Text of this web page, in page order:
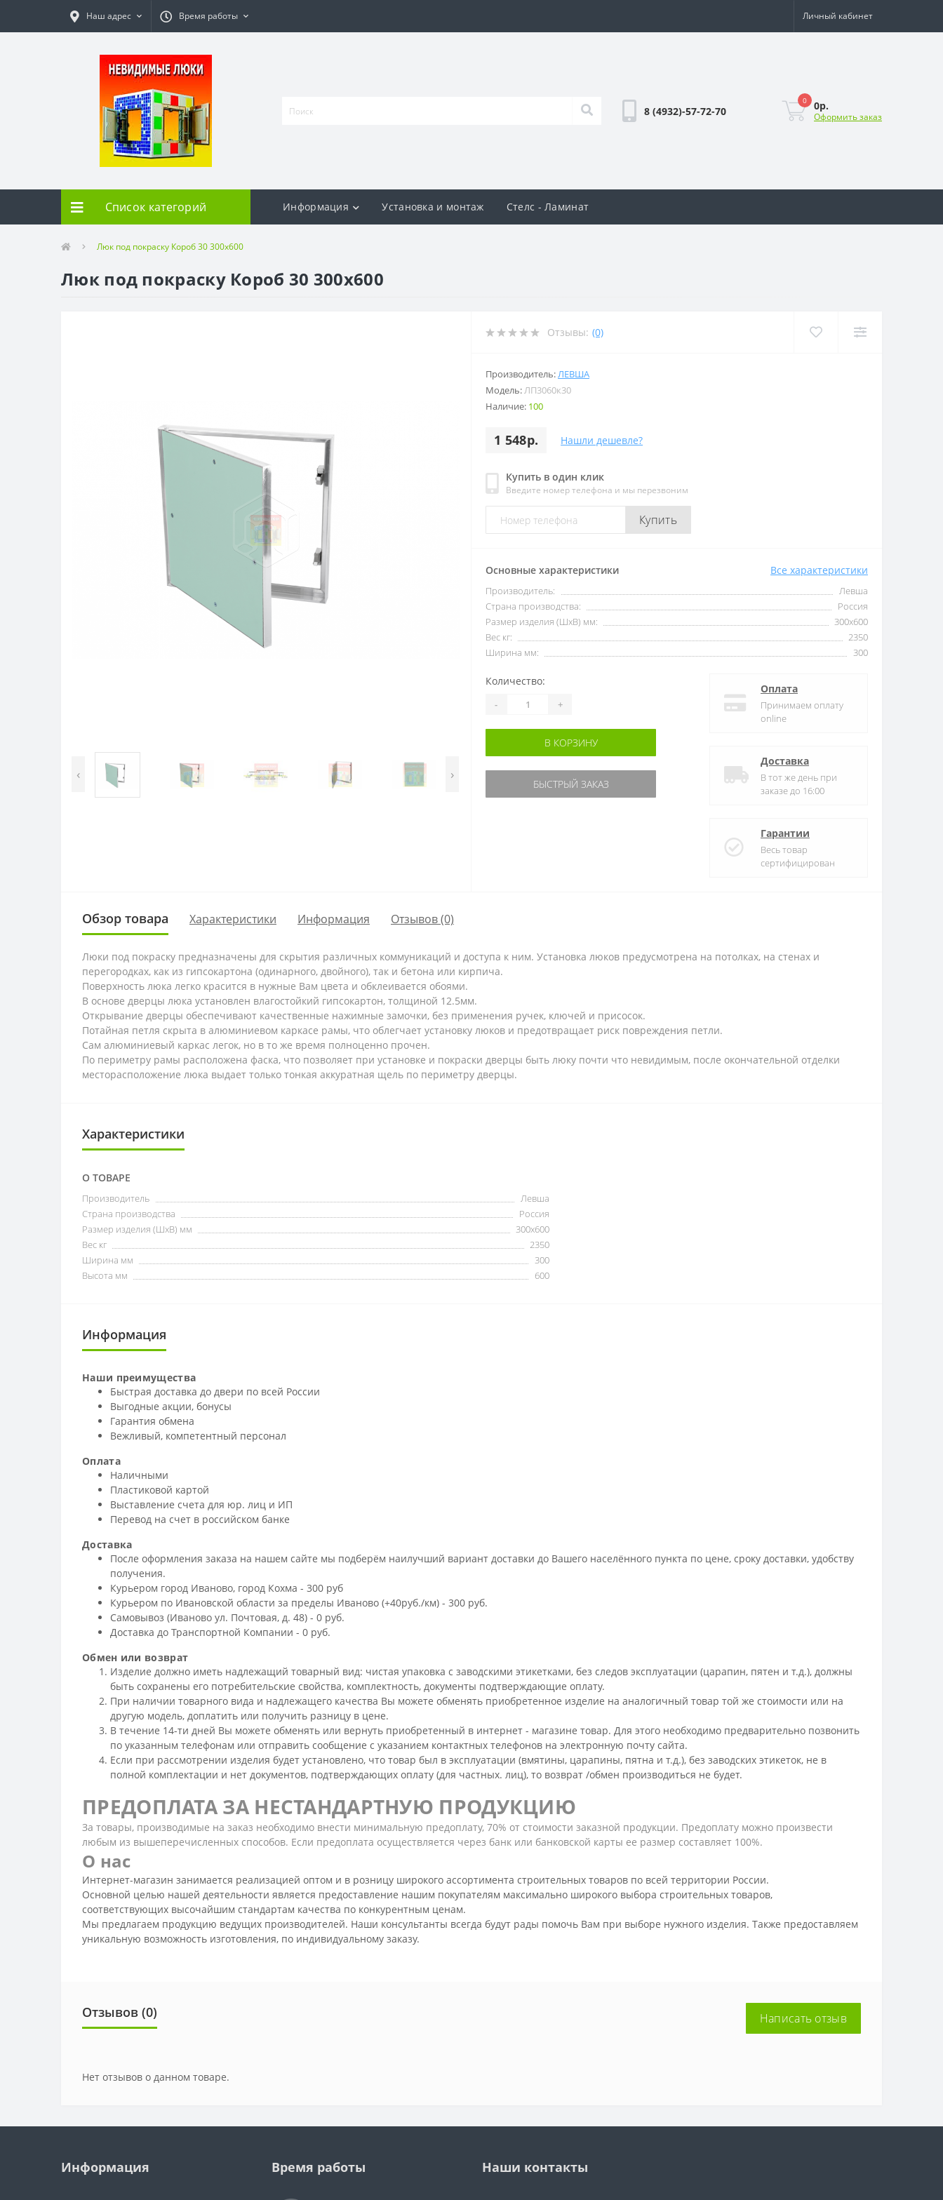
Наш адрес Время работы Личный кабинет
8 (4932)-57-72-70
0 0р.
Оформить заказ
Список категорий Информация Установка и монтаж Стелс - Ламинат
Люк под покраску Короб 30 300х600
Люк под покраску Короб 30 300х600
‹ ›
Отзывы: (0)
Производитель:ЛЕВША
Модель:ЛП3060к30
Наличие: 100
1 548р. Нашли дешевле?
Купить в один клик
Введите номер телефона и мы перезвоним
Купить
Основные характеристики Все характеристики
Производитель:
Левша
Страна производства:
Россия
Размер изделия (ШхВ) мм:
300х600
Вес кг:
2350
Ширина мм:
300
Количество:
- +
В КОРЗИНУ
БЫСТРЫЙ ЗАКАЗ
Оплата
Принимаем оплату
online
Доставка
В тот же день при
заказе до 16:00
Гарантии
Весь товар
сертифицирован
Обзор товара Характеристики Информация Отзывов (0)
Люки под покраску предназначены для скрытия различных коммуникаций и доступа к ним. Установка люков предусмотрена на потолках, на стенах и
перегородках, как из гипсокартона (одинарного, двойного), так и бетона или кирпича.
Поверхность люка легко красится в нужные Вам цвета и обклеивается обоями.
В основе дверцы люка установлен влагостойкий гипсокартон, толщиной 12.5мм.
Открывание дверцы обеспечивают качественные нажимные замочки, без применения ручек, ключей и присосок.
Потайная петля скрыта в алюминиевом каркасе рамы, что облегчает установку люков и предотвращает риск повреждения петли.
Сам алюминиевый каркас легок, но в то же время полноценно прочен.
По периметру рамы расположена фаска, что позволяет при установке и покраски дверцы быть люку почти что невидимым, после окончательной отделки
месторасположение люка выдает только тонкая аккуратная щель по периметру дверцы.
Характеристики
О ТОВАРЕ
Производитель
Левша
Страна производства
Россия
Размер изделия (ШхВ) мм
300х600
Вес кг
2350
Ширина мм
300
Высота мм
600
Информация
Наши преимущества
Быстрая доставка до двери по всей России
Выгодные акции, бонусы
Гарантия обмена
Вежливый, компетентный персонал
Оплата
Наличными
Пластиковой картой
Выставление счета для юр. лиц и ИП
Перевод на счет в российском банке
Доставка
После оформления заказа на нашем сайте мы подберём наилучший вариант доставки до Вашего населённого пункта по цене, сроку доставки, удобству
получения.
Курьером город Иваново, город Кохма - 300 руб
Курьером по Ивановской области за пределы Иваново (+40руб./км) - 300 руб.
Самовывоз (Иваново ул. Почтовая, д. 48) - 0 руб.
Доставка до Транспортной Компании - 0 руб.
Обмен или возврат
Изделие должно иметь надлежащий товарный вид: чистая упаковка с заводскими этикетками, без следов эксплуатации (царапин, пятен и т.д.), должны
быть сохранены его потребительские свойства, комплектность, документы подтверждающие оплату.
При наличии товарного вида и надлежащего качества Вы можете обменять приобретенное изделие на аналогичный товар той же стоимости или на
другую модель, доплатить или получить разницу в цене.
В течение 14-ти дней Вы можете обменять или вернуть приобретенный в интернет - магазине товар. Для этого необходимо предварительно позвонить
по указанным телефонам или отправить сообщение с указанием контактных телефонов на электронную почту сайта.
Если при рассмотрении изделия будет установлено, что товар был в эксплуатации (вмятины, царапины, пятна и т.д.), без заводских этикеток, не в
полной комплектации и нет документов, подтверждающих оплату (для частных. лиц), то возврат /обмен производиться не будет.
ПРЕДОПЛАТА ЗА НЕСТАНДАРТНУЮ ПРОДУКЦИЮ
За товары, производимые на заказ необходимо внести минимальную предоплату, 70% от стоимости заказной продукции. Предоплату можно произвести
любым из вышеперечисленных способов. Если предоплата осуществляется через банк или банковской карты ее размер составляет 100%.
О нас
Интернет-магазин занимается реализацией оптом и в розницу широкого ассортимента строительных товаров по всей территории России.
Основной целью нашей деятельности является предоставление нашим покупателям максимально широкого выбора строительных товаров,
соответствующих высочайшим стандартам качества по конкурентным ценам.
Мы предлагаем продукцию ведущих производителей. Наши консультанты всегда будут рады помочь Вам при выборе нужного изделия. Также предоставляем
уникальную возможность изготовления, по индивидуальному заказу.
Отзывов (0) Написать отзыв
Нет отзывов о данном товаре.
Информация Время работы Наши контакты